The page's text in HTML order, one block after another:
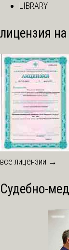
LIBRARY
лицензия
все лицензии →
Судебно-